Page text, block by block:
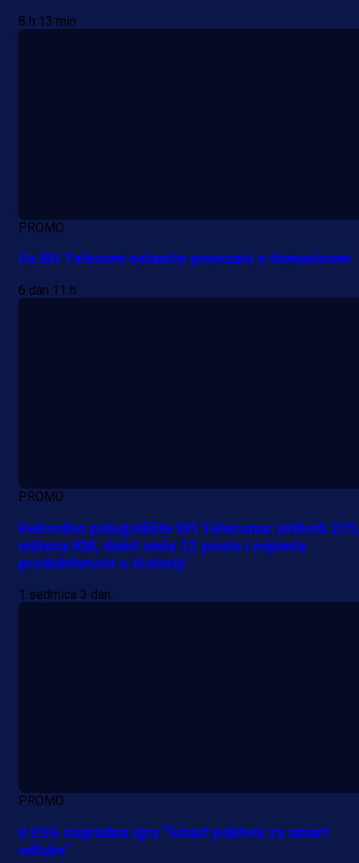
8 h 13 min
PROMO
Uz BH Telecom ostanite povezani s domovinom
6 dan 11 h
PROMO
Rekordno polugodište BH Telecoma: prihodi
miliona KM, dobit veća 12 posto i najveća
produktivnost u historiji
1 sedmica 3 dan
PROMO
II ESG nagradna igra "Smart pokloni za smart
odluke"